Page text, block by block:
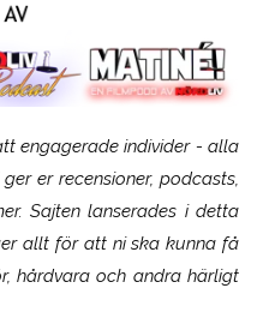
engagerade individer - alla
er recensioner, podcasts,
Sajten lanserades i detta
allt för att ni ska kunna få
hårdvara och andra härligt